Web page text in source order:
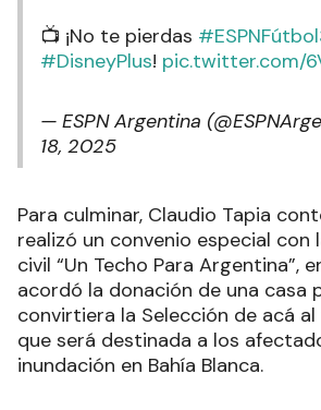
📺 ¡No te pierdas
#DisneyPlus! pic.twitter.com/
— ESPN Argentina
18, 2025
Para culminar, Claudio Tapia
realizó un convenio especial con
civil “Un Techo Para Argentina”,
acordó la donación de una casa
convirtiera la Selección de acá al
que será destinada a los
inundación en Bahía Blanca.